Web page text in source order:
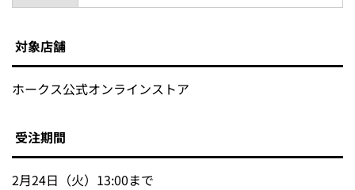
対象店舗
ホークス公式オンラインストア
受注期間
2月24日（火）13:00まで